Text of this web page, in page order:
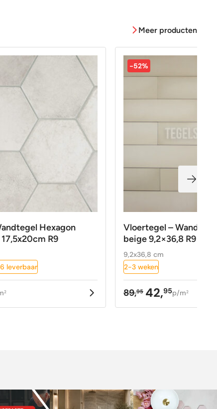
Meer producten
Hexagon
R9
leverbaar
2
-52%
Vloertegel –
beige 9,2×36,8 R9
9,2x36,8 cm
2-3 weken
89,95
Oorspronkelijke
prijs
42,95
Huidige
prijs
p/m2